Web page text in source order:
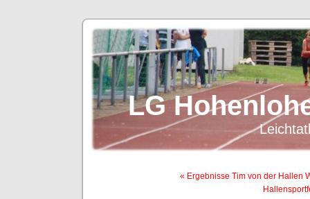
LG
« Ergebnisse Tim von der Hallen